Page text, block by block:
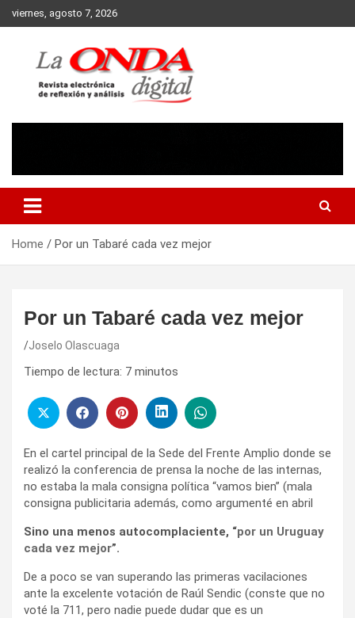
Skip
to
viernes, agosto 7, 2026
Home Por un Tabaré cada vez mejor
Por un Tabaré cada vez mejor
Joselo Olascuaga
Tiempo de lectura: 7 minutos
En el cartel principal de la Sede del Frente Amplio donde se
realizó la conferencia de prensa la noche de las internas,
no estaba la mala consigna política “vamos bien” (mala
consigna publicitaria además, como argumenté en abril
Sino una menos autocomplaciente, “por un Uruguay
cada vez mejor”.
De a poco se van superando las primeras vacilaciones
ante la excelente votación de Raúl Sendic (conste que no
voté la 711, pero nadie puede dudar que es un